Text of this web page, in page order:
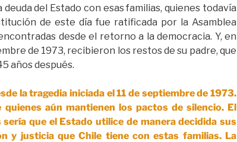
del Estado con esas familias, quienes todavía
de este día fue ratificada por la Asamblea
desde el retorno a la democracia. Y, en
de 1973, recibieron los restos de su padre, que
años después.
la tragedia iniciada el 11 de septiembre de 1973.
aún mantienen los pactos de silencio. El
que el Estado utilice de manera decidida sus
y justicia que Chile tiene con estas familias. La